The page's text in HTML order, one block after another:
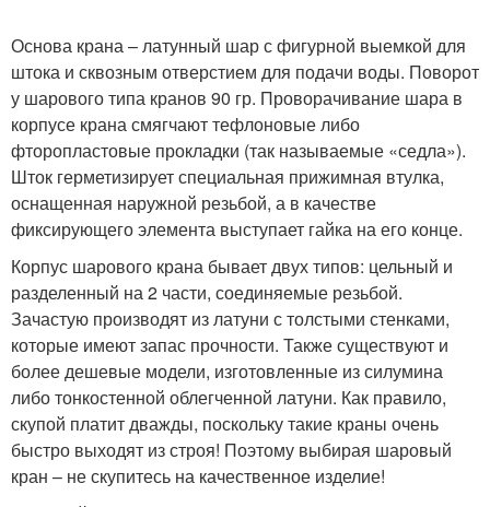
Основа крана – латунный шар с фигурной выемкой для
штока и сквозным отверстием для подачи воды. Поворот
у шарового типа кранов 90 гр. Проворачивание шара в
корпусе крана смягчают тефлоновые либо
фторопластовые прокладки (так называемые «седла»).
Шток герметизирует специальная прижимная втулка,
оснащенная наружной резьбой, а в качестве
фиксирующего элемента выступает гайка на его конце.
Корпус шарового крана бывает двух типов: цельный и
разделенный на 2 части, соединяемые резьбой.
Зачастую производят из латуни с толстыми стенками,
которые имеют запас прочности. Также существуют и
более дешевые модели, изготовленные из силумина
либо тонкостенной облегченной латуни. Как правило,
скупой платит дважды, поскольку такие краны очень
быстро выходят из строя! Поэтому выбирая шаровый
кран – не скупитесь на качественное изделие!